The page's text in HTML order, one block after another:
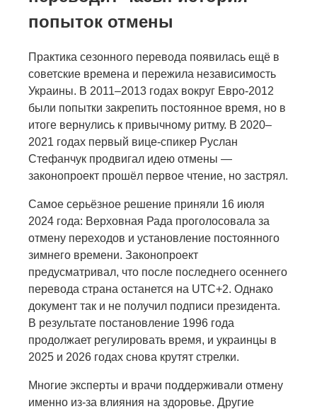
попыток отмены
Практика сезонного перевода появилась ещё в
советские времена и пережила независимость
Украины. В 2011–2013 годах вокруг Евро-2012
были попытки закрепить постоянное время, но в
итоге вернулись к привычному ритму. В 2020–
2021 годах первый вице-спикер Руслан
Стефанчук продвигал идею отмены —
законопроект прошёл первое чтение, но застрял.
Самое серьёзное решение приняли 16 июля
2024 года: Верховная Рада проголосовала за
отмену переходов и установление постоянного
зимнего времени. Законопроект
предусматривал, что после последнего осеннего
перевода страна останется на UTC+2. Однако
документ так и не получил подписи президента.
В результате постановление 1996 года
продолжает регулировать время, и украинцы в
2025 и 2026 годах снова крутят стрелки.
Многие эксперты и врачи поддерживали отмену
именно из-за влияния на здоровье. Другие